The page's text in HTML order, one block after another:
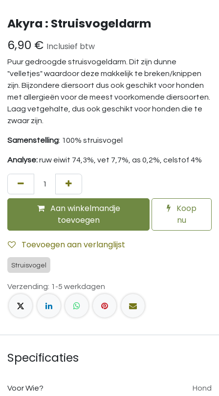
Akyra : Struisvogeldarm
6,90 € Inclusief btw
Puur gedroogde struisvogeldarm. Dit zijn dunne
"velletjes" waardoor deze makkelijk te breken/knippen
zijn. Bijzondere diersoort dus ook geschikt voor honden
met allergieën voor de meest voorkomende diersoorten.
Laag vetgehalte, dus ook geschikt voor honden die te
zwaar zijn.
Samenstelling: 100% struisvogel
Analyse:ruw eiwit 74,3%, vet 7,7%, as 0,2%, celstof 4%
Aan winkelmandje
toevoegen
Koop
nu
Toevoegen aan verlanglijst
Struisvogel
Verzending: 1-5 werkdagen
Specificaties
Voor Wie? Hond